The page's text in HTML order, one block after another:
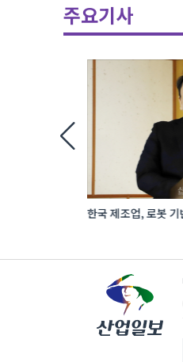
주요기사
한국 제조업, 로봇 기반의